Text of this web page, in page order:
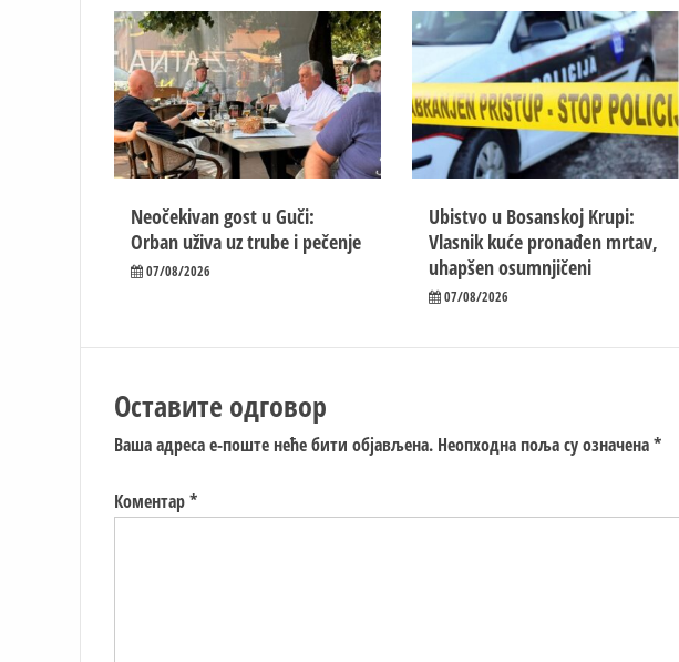
Neočekivan gost u Guči:
Orban uživa uz trube i pečenje
07/08/2026
Ubistvo u Bosanskoj Krupi:
Vlasnik kuće pronađen mrtav,
uhapšen osumnjičeni
07/08/2026
Оставите одговор
Ваша адреса е-поште неће бити објављена. Неопходна поља су означена*
Коментар*